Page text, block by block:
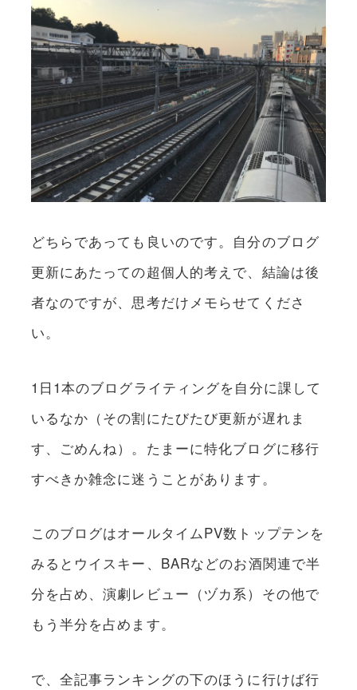
どちらであっても良いのです。自分のブログ
更新にあたっての超個人的考えで、結論は後
者なのですが、思考だけメモらせてくださ
い。
1日1本のブログライティングを自分に課して
いるなか（その割にたびたび更新が遅れま
す、ごめんね）。たまーに特化ブログに移行
すべきか雑念に迷うことがあります。
このブログはオールタイムPV数トップテンを
みるとウイスキー、BARなどのお酒関連で半
分を占め、演劇レビュー（ヅカ系）その他で
もう半分を占めます。
で、全記事ランキングの下のほうに行けば行